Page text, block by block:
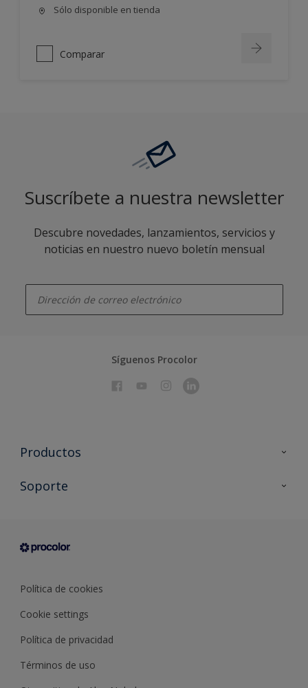
Sólo disponible en tienda
Comparar
Suscríbete a nuestra newsletter
Descubre novedades, lanzamientos, servicios y
noticias en nuestro nuevo boletín mensual
Síguenos Procolor
Productos
Todos los productos
Condiciones generales de venta
Soporte
Sobre Procolor
Política de cookies
Cookie settings
Política de privacidad
Términos de uso